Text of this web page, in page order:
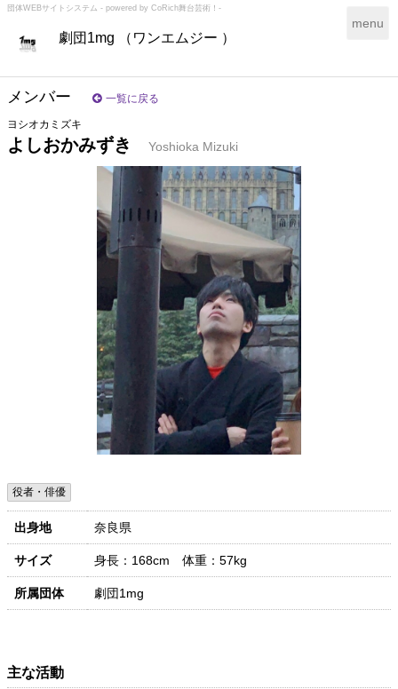
団体WEBサイトシステム - powered by CoRich舞台芸術！-
劇団1mg （ワンエムジー ）
T
g
menu
メンバー 一覧に戻る
ヨシオカミズキ
よしおかみずき Yoshioka Mizuki
役者・俳優
出身地 奈良県
サイズ 身長：168cm 体重：57kg
所属団体 劇団1mg
主な活動